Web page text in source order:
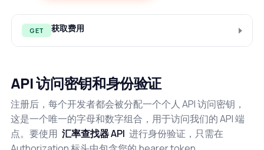
GET 获取费用
API 访问密钥和身份验证
注册后，每个开发者都会被分配一个个人 API 访问密钥，
这是一个唯一的字母和数字组合，用于访问我们的 API 端
点。要使用 汇率查找器 API 进行身份验证，只需在